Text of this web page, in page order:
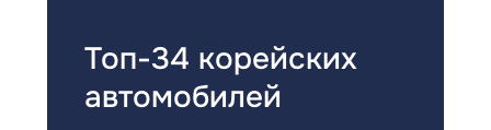
Топ-34 корейских
автомобилей